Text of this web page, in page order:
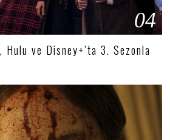
04
Hulu ve Disney+’ta 3. Sezonla